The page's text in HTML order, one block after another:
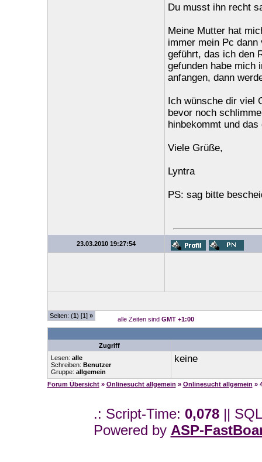
Du musst ihn recht
Meine Mutter hat
immer mein Pc
geführt, das ich den
gefunden habe mich
anfangen, dann
Ich wünsche dir viel
bevor noch
hinbekommt und
Viele Grüße,
Lyntra
PS: sag bitte
23.03.2010 19:27:54
Seiten: (1) [1] » alle Zeiten sind GMT +1:00
Zugriff
Lesen: alle
Schreiben: Benutzer
Gruppe: allgemein
keine
Forum Übersicht » Onlinesucht allgemein » Onlinesucht allgemein »
.: Script-Time: 0,078||
Powered by ASP-